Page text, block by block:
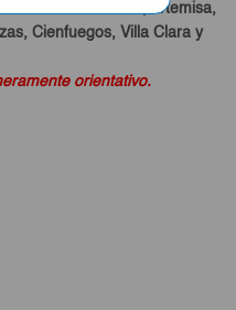
en Pinar del Río, Artemisa,
Cienfuegos, Villa Clara y
orientativo.